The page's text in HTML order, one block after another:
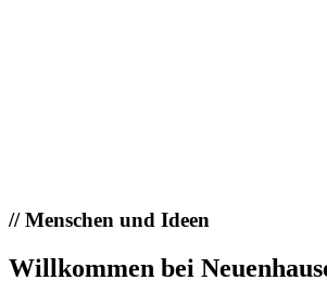
//Menschen und Ideen
Willkommen bei